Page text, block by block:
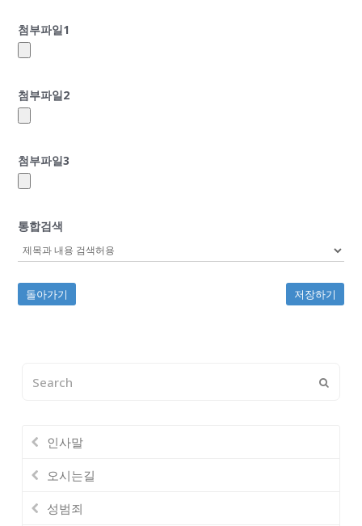
첨부파일1
첨부파일2
첨부파일3
통합검색
돌아가기 저장하기
인사말
오시는길
성범죄